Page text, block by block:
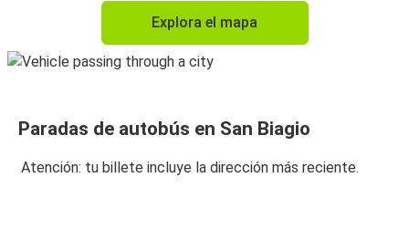
Explora el mapa
Paradas de autobús en San Biagio
Atención: tu billete incluye la dirección más reciente.